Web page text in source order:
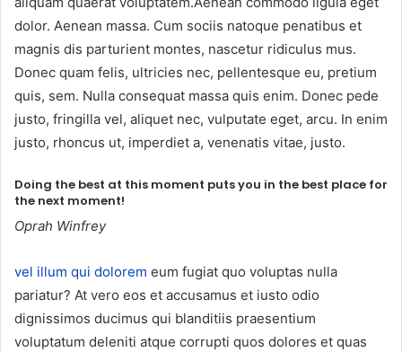
dolor. Aenean massa. Cum sociis natoque penatibus et
magnis dis parturient montes, nascetur ridiculus mus.
Donec quam felis, ultricies nec, pellentesque eu, pretium
quis, sem. Nulla consequat massa quis enim. Donec pede
justo, fringilla vel, aliquet nec, vulputate eget, arcu. In enim
justo, rhoncus ut, imperdiet a, venenatis vitae, justo.
Doing the best at this moment puts you in the best place for
the next moment!
Oprah Winfrey
vel illum qui dolorem eum fugiat quo voluptas nulla
pariatur? At vero eos et accusamus et iusto odio
dignissimos ducimus qui blanditiis praesentium
voluptatum deleniti atque corrupti quos dolores et quas